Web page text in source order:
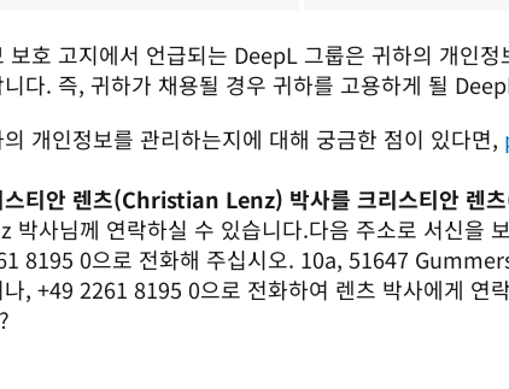
보호 고지에서 언급되는 DeepL 그룹은 귀하의 개인
다. 즉, 귀하가 채용될 경우 귀하를 고용하게 될
개인정보를 관리하는지에 대해 궁금한 점이 있다면,
스티안 렌츠(Christian Lenz) 박사를 크리스티안 렌
박사님께 연락하실 수 있습니다.다음 주소로 서신
8195 0으로 전화해 주십시오. 10a, 51647
, +49 2261 8195 0으로 전화하여 렌츠 박사에게 연